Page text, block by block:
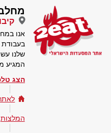
אנו
בעבודת
שלנו
המגיע
הצג
המלצות